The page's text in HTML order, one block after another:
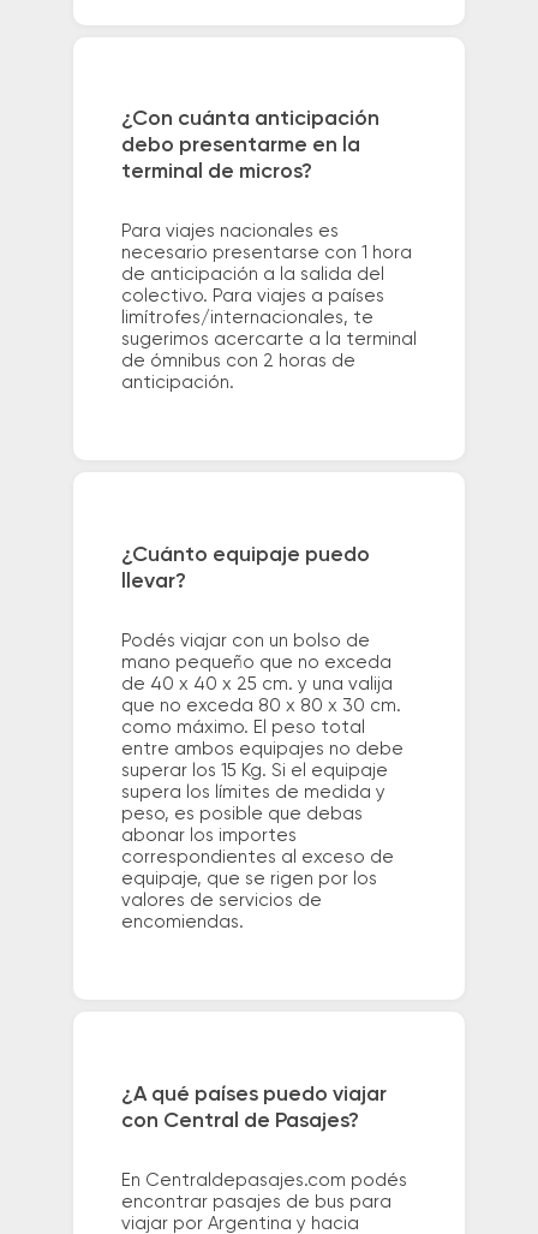
¿Con cuánta anticipación
debo presentarme en la
terminal de micros?
Para viajes nacionales es
necesario presentarse con 1 hora
de anticipación a la salida del
colectivo. Para viajes a países
limítrofes/internacionales, te
sugerimos acercarte a la terminal
de ómnibus con 2 horas de
anticipación.
¿Cuánto equipaje puedo
llevar?
Podés viajar con un bolso de
mano pequeño que no exceda
de 40 x 40 x 25 cm. y una valija
que no exceda 80 x 80 x 30 cm.
como máximo. El peso total
entre ambos equipajes no debe
superar los 15 Kg. Si el equipaje
supera los límites de medida y
peso, es posible que debas
abonar los importes
correspondientes al exceso de
equipaje, que se rigen por los
valores de servicios de
encomiendas.
¿A qué países puedo viajar
con Central de Pasajes?
En Centraldepasajes.com podés
encontrar pasajes de bus para
viajar por Argentina y hacia